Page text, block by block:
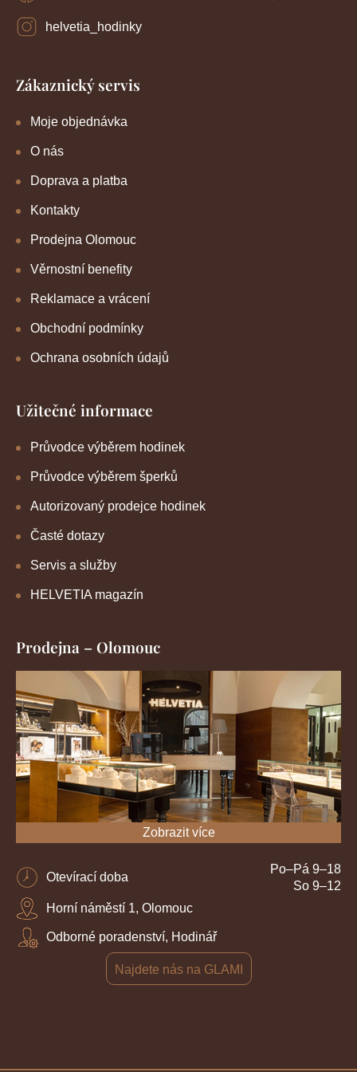
helvetia_hodinky
Zákaznický servis
Moje objednávka
O nás
Doprava a platba
Kontakty
Prodejna Olomouc
Věrnostní benefity
Reklamace a vrácení
Obchodní podmínky
Ochrana osobních údajů
Užitečné informace
Průvodce výběrem hodinek
Průvodce výběrem šperků
Autorizovaný prodejce hodinek
Časté dotazy
Servis a služby
HELVETIA magazín
Prodejna – Olomouc
Zobrazit více
Otevírací doba
Po–Pá 9–18
So 9–12
Horní náměstí 1, Olomouc
Odborné poradenství, Hodinář
Najdete nás na GLAMI